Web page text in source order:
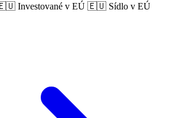
Investované v EÚ 🇪🇺 Sídlo v EÚ